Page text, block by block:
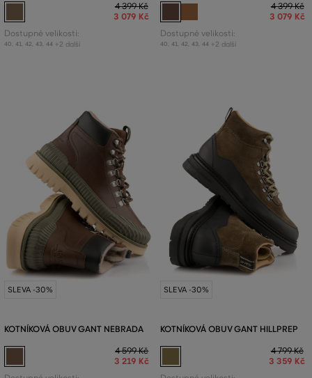
4 399 Kč
3 079 Kč
Dostupné velikosti:
40 41, 42 43 44 +2 další
4 399 Kč
3 079 Kč
Dostupné velikosti:
40 41, 42 43 44 +2 další
SLEVA -30%
KOTNÍKOVÁ OBUV GANT NEBRADA
4 599 Kč
3 219 Kč
SLEVA -30%
KOTNÍKOVÁ OBUV GANT HILLPREP
4 799 Kč
3 359 Kč